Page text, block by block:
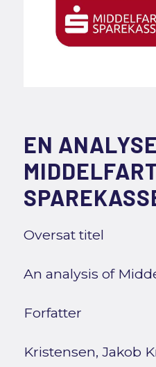
EN
Oversat titel
An analysis of
Forfatter
Kristensen, Jakob